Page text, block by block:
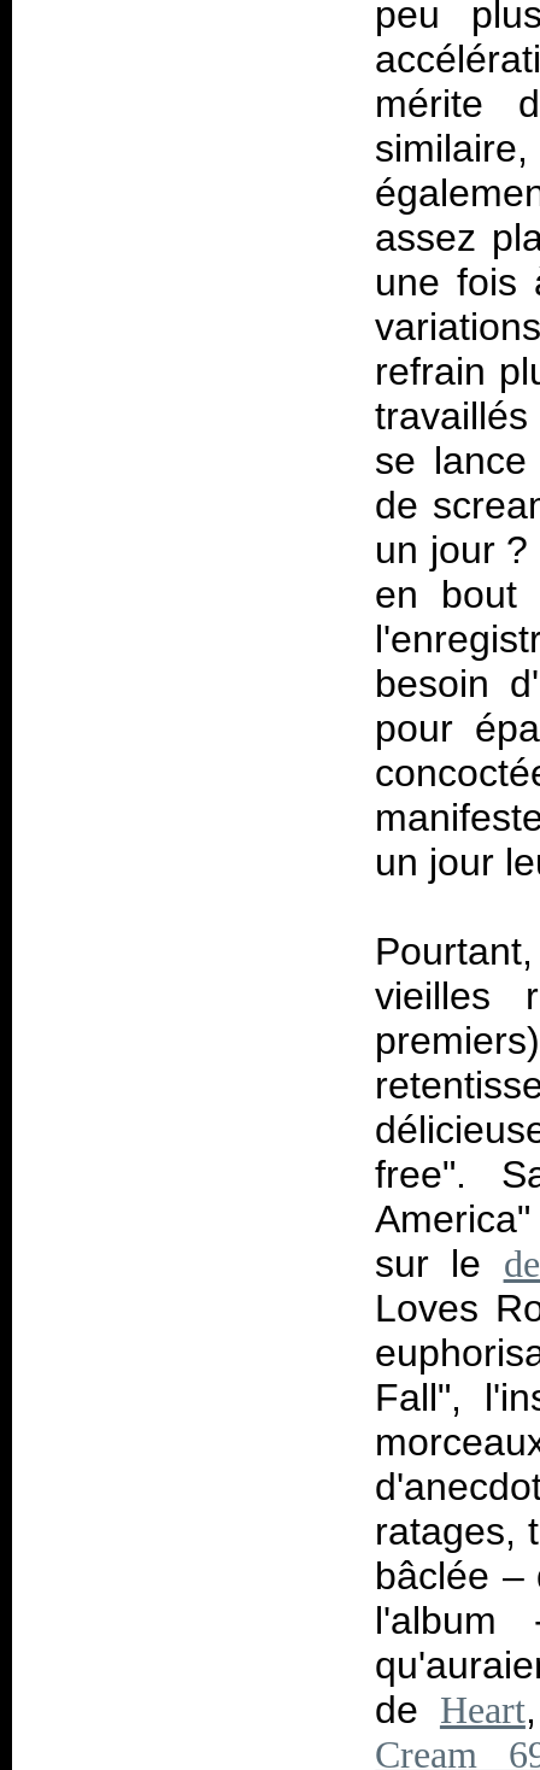
peu
mérite
assez
une fois
refrain
se
de
un jour
en bout
besoin
pour
un jour
vieilles
free".
sur le
Loves
Fall",
ratages,
bâclée –
de Heart
Cream